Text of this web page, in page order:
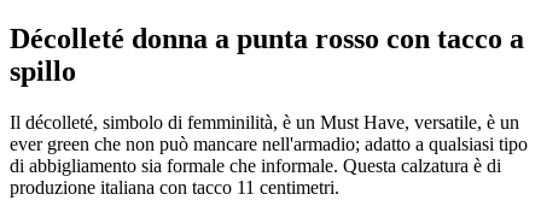
Décolleté donna a punta rosso con tacco a
spillo
Il décolleté, simbolo di femminilità, è un Must Have, versatile, è un
ever green che non può mancare nell'armadio; adatto a qualsiasi tipo
di abbigliamento sia formale che informale. Questa calzatura è di
produzione italiana con tacco 11 centimetri.